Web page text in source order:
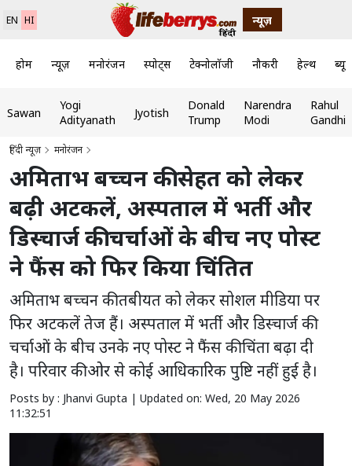
EN HI न्यूज़
होम न्यूज़ मनोरंजन स्पोर्ट्स टेक्नोलॉजी नौकरी हेल्थ
Sawan
Yogi
Adityanath
Jyotish
Donald
Trump
Narendra
Modi
Rahul
Gandhi
हिंदी न्यूज़ मनोरंजन
अमिताभ बच्चन की सेहत को लेकर
बढ़ी अटकलें, अस्पताल में भर्ती और
डिस्चार्ज की चर्चाओं के बीच नए पोस्ट
ने फैंस को फिर किया चिंतित
अमिताभ बच्चन की तबीयत को लेकर सोशल मीडिया पर
फिर अटकलें तेज हैं। अस्पताल में भर्ती और डिस्चार्ज की
चर्चाओं के बीच उनके नए पोस्ट ने फैंस की चिंता बढ़ा दी
है। परिवार की ओर से कोई आधिकारिक पुष्टि नहीं हुई है।
Posts by : Jhanvi Gupta | Updated on: Wed, 20 May 2026
11:32:51